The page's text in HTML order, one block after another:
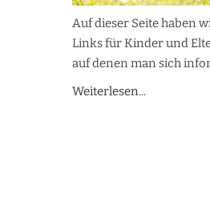
Auf dieser Seite haben
Links für Kinder und
auf denen man sich
Weiterlesen...